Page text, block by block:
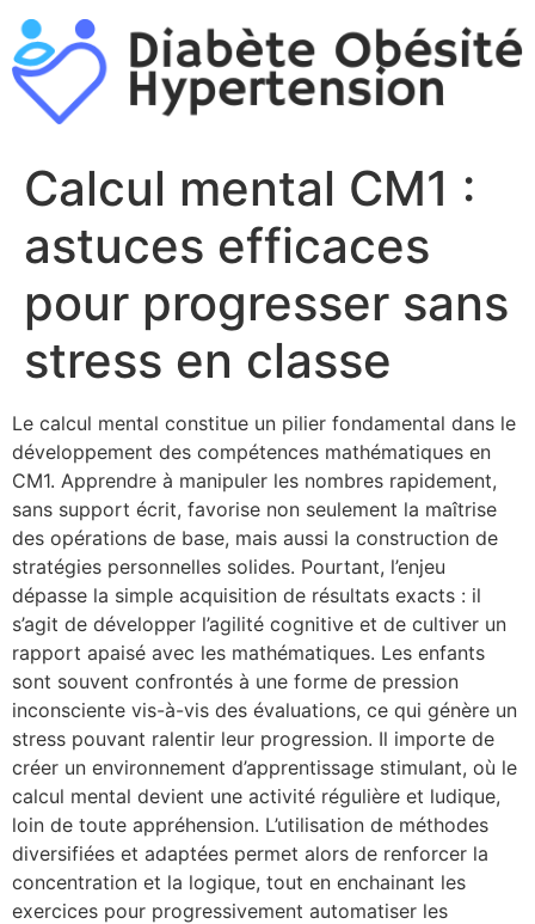
Aller
au
contenu
Calcul mental CM1 :
astuces efficaces
pour progresser sans
stress en classe
Le calcul mental constitue un pilier fondamental dans le
développement des compétences mathématiques en
CM1. Apprendre à manipuler les nombres rapidement,
sans support écrit, favorise non seulement la maîtrise
des opérations de base, mais aussi la construction de
stratégies personnelles solides. Pourtant, l’enjeu
dépasse la simple acquisition de résultats exacts : il
s’agit de développer l’agilité cognitive et de cultiver un
rapport apaisé avec les mathématiques. Les enfants
sont souvent confrontés à une forme de pression
inconsciente vis-à-vis des évaluations, ce qui génère un
stress pouvant ralentir leur progression. Il importe de
créer un environnement d’apprentissage stimulant, où le
calcul mental devient une activité régulière et ludique,
loin de toute appréhension. L’utilisation de méthodes
diversifiées et adaptées permet alors de renforcer la
concentration et la logique, tout en enchainant les
exercices pour progressivement automatiser les